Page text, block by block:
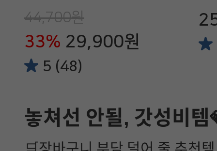
44,700원
33% 29,900원
5 (48)
놓쳐선 안될, 갓성비템